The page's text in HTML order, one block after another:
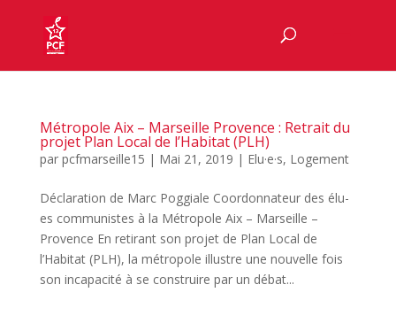
Métropole Aix – Marseille Provence : Retrait du
projet Plan Local de l’Habitat (PLH)
par pcfmarseille15 | Mai 21, 2019 | Elu·e·s, Logement
Déclaration de Marc Poggiale Coordonnateur des élu-
es communistes à la Métropole Aix – Marseille –
Provence En retirant son projet de Plan Local de
l’Habitat (PLH), la métropole illustre une nouvelle fois
son incapacité à se construire par un débat...